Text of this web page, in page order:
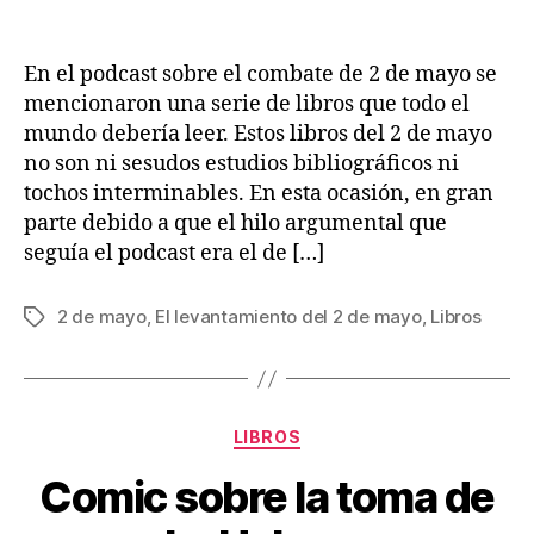
En el podcast sobre el combate de 2 de mayo se
mencionaron una serie de libros que todo el
mundo debería leer. Estos libros del 2 de mayo
no son ni sesudos estudios bibliográficos ni
tochos interminables. En esta ocasión, en gran
parte debido a que el hilo argumental que
seguía el podcast era el de […]
Etiquetas
2 de mayo, El levantamiento del 2 de mayo, Libros
Categorías
LIBROS
Comic sobre la toma de